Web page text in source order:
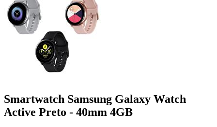
Smartwatch Samsung Galaxy Watch
Active Preto - 40mm 4GB